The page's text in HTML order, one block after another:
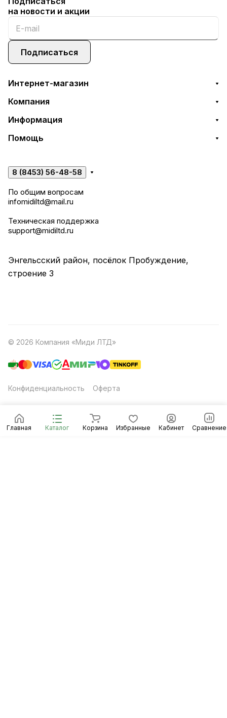
Главная Каталог Корзина Избранные Кабинет Сравнение
на новости и акции
Подписаться
Интернет-магазин
Компания
Информация
Помощь
8 (8453) 56-48-58
По общим вопросам
infomidiltd@mail.ru
Техническая поддержка
support@midiltd.ru
Энгельсский район, посёлок Пробуждение,
строение 3
© 2026 Компания «Миди ЛТД»
Конфиденциальность Оферта